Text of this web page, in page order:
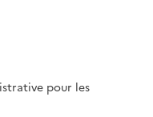
pour les